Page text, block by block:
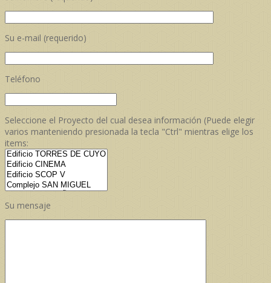
Su e-mail (requerido)
Teléfono
Seleccione el Proyecto del cual desea información (Puede elegir
varios manteniendo presionada la tecla "Ctrl" mientras elige los
items:
Su mensaje